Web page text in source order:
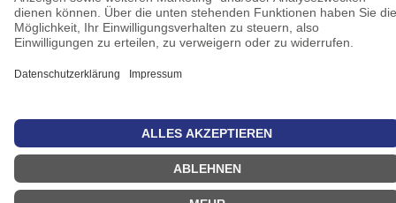
AGB
Datenschutz